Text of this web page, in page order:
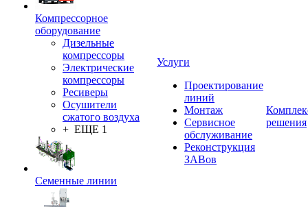
Компрессорное
оборудование
Дизельные
компрессоры
Электрические
компрессоры
Ресиверы
Осушители
сжатого воздуха
+ ЕЩЕ 1
Семенные линии
Услуги
Проектирование
линий
Монтаж
Сервисное
обслуживание
Реконструкция
ЗАВов
решения